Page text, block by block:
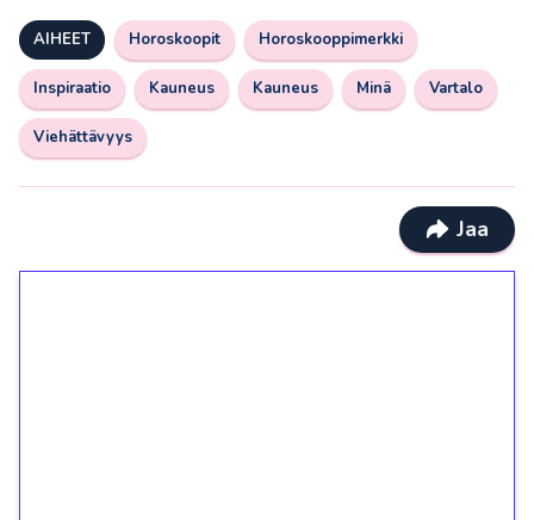
AIHEET Horoskoopit Horoskooppimerkki
Inspiraatio Kauneus Kauneus Minä Vartalo
Viehättävyys
Jaa